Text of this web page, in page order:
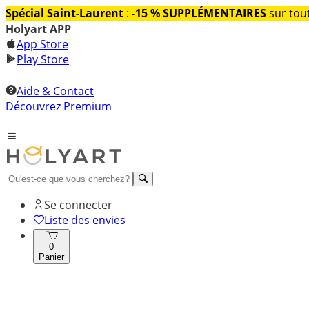
Spécial Saint-Laurent : -15 % SUPPLÉMENTAIRESsur
Holyart APP
App Store
Play Store
Aide & Contact
Découvrez Premium
Se connecter
Liste des envies
0
Panier